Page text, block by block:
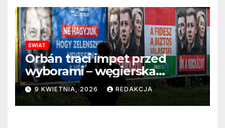
ŚWIAT
Orbán traci impet przed
wyborami – węgierska
propaganda przestaje
przekonywać
9 KWIETNIA, 2026 REDAKCJA